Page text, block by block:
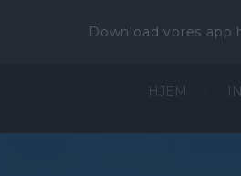
Download vores app
HJEM